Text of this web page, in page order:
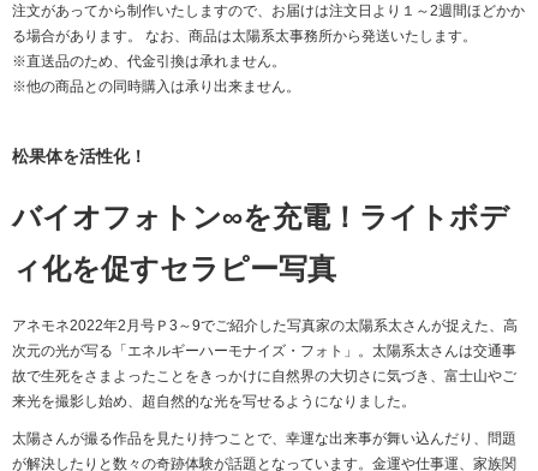
注文があってから制作いたしますので、お届けは注文日より１～2週間ほどかか
る場合があります。 なお、商品は太陽系太事務所から発送いたします。
※直送品のため、代金引換は承れません。
※他の商品との同時購入は承り出来ません。
松果体を活性化！
バイオフォトン∞を充電！ライトボデ
ィ化を促すセラピー写真
アネモネ2022年2月号Ｐ3～9でご紹介した写真家の太陽系太さんが捉えた、高
次元の光が写る「エネルギーハーモナイズ・フォト」。太陽系太さんは交通事
故で生死をさまよったことをきっかけに自然界の大切さに気づき、富士山やご
来光を撮影し始め、超自然的な光を写せるようになりました。
太陽さんが撮る作品を見たり持つことで、幸運な出来事が舞い込んだり、問題
が解決したりと数々の奇跡体験が話題となっています。金運や仕事運、家族関